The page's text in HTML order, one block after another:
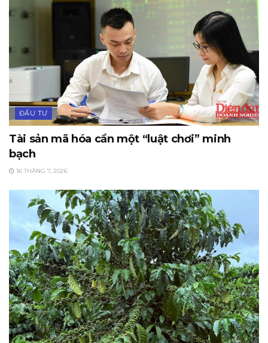
ĐẦU TƯ
Tài sản mã hóa cần một “luật chơi” minh
bạch
16 THÁNG 7, 2026